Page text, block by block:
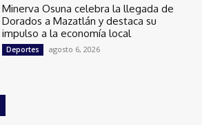
Minerva Osuna celebra la llegada de
Dorados a Mazatlán y destaca su
impulso a la economía local
Deportes agosto 6, 2026